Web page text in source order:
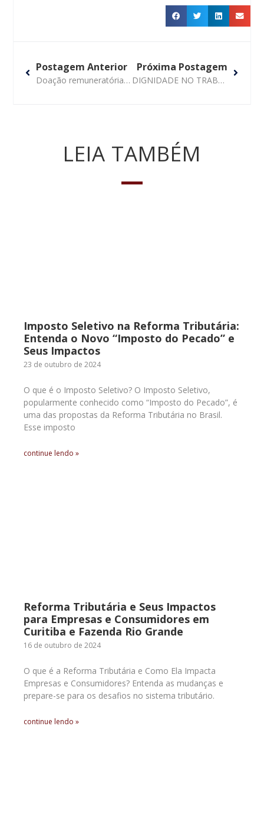
Postagem Anterior
Doação remuneratória para a viúva deve preservar direitos dos sucessores
Próxima Postagem
DIGNIDADE NO TRABALHO: Rede de hipermercados é proibida de restringir uso do banheiro por funcionários
LEIA TAMBÉM
Imposto Seletivo na Reforma Tributária:
Entenda o Novo “Imposto do Pecado” e
Seus Impactos
23 de outubro de 2024
O que é o Imposto Seletivo? O Imposto Seletivo,
popularmente conhecido como “Imposto do Pecado”, é
uma das propostas da Reforma Tributária no Brasil.
Esse imposto
continue lendo »
Reforma Tributária e Seus Impactos
para Empresas e Consumidores em
Curitiba e Fazenda Rio Grande
16 de outubro de 2024
O que é a Reforma Tributária e Como Ela Impacta
Empresas e Consumidores? Entenda as mudanças e
prepare-se para os desafios no sistema tributário.
continue lendo »